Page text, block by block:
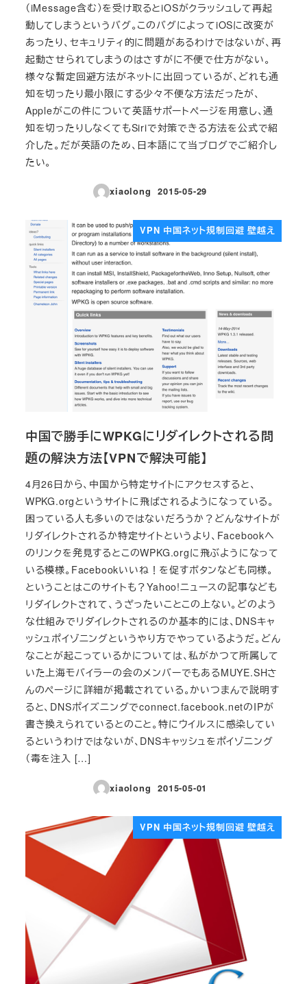
（iMessage含む）を受け取るとiOSがクラッシュして再起
動してしまうというバグ。このバグによってiOSに改変が
あったり、セキュリティ的に問題があるわけではないが、再
起動させられてしまうのはさすがに不便で仕方がない。
様々な暫定回避方法がネットに出回っているが、どれも通
知を切ったり最小限にする少々不便な方法だったが、
Appleがこの件について英語サポートページを用意し、通
知を切ったりしなくてもSiriで対策できる方法を公式で紹
介した。だが英語のため、日本語にて当ブログでご紹介し
たい。
xiaolong
投稿日
2015-05-29
VPN 中国ネット規制回避 壁越え
中国で勝手にWPKGにリダイレクトされる問
題の解決方法【VPNで解決可能】
4月26日から、中国から特定サイトにアクセスすると、
WPKG.orgというサイトに飛ばされるようになっている。
困っている人も多いのではないだろうか？どんなサイトが
リダイレクトされるか特定サイトというより、Facebookへ
のリンクを発見するとこのWPKG.orgに飛ぶようになって
いる模様。Facebookいいね！を促すボタンなども同様。
ということはこのサイトも？Yahoo!ニュースの記事なども
リダイレクトされて、うざったいことこの上ない。どのよう
な仕組みでリダイレクトされるのか基本的には、DNSキャ
ッシュポイゾニングというやり方でやっているようだ。どん
なことが起こっているかについては、私がかつて所属して
いた上海モバイラーの会のメンバーでもあるMUYE.SHさ
んのページに詳細が掲載されている。かいつまんで説明す
ると、DNSポイズニングでconnect.facebook.netのIPが
書き換えられているとのこと。特にウイルスに感染してい
るというわけではないが、DNSキャッシュをポイゾニング
（毒を注入 […]
xiaolong
投稿日
2015-05-01
VPN 中国ネット規制回避 壁越え